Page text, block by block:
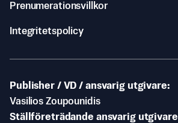
Prenumerationsvillkor
Integritetspolicy
Publisher / VD / ansvarig utgivare
Vasilios Zoupounidis
Ställföreträdande ansvarig utgivare